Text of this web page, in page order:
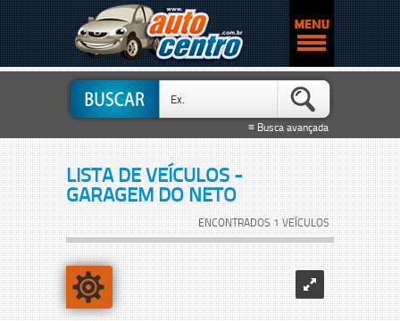
≡ Busca avançada
LISTA DE VEÍCULOS -
GARAGEM DO NETO
ENCONTRADOS 1 VEÍCULOS